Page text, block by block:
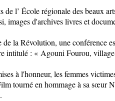
de l’ École régionale des beaux
images d'archives livres et
de la Révolution, une conférence
intitulé : « Agouni Fourou,
à l'honneur, les femmes
tourné en hommage à sa sœur